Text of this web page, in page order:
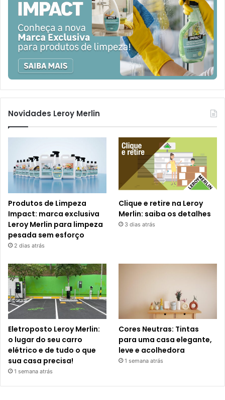
Novidades Leroy Merlin
Produtos de Limpeza
Impact: marca exclusiva
Leroy Merlin para limpeza
pesada sem esforço
2 dias atrás
Clique e retire na Leroy
Merlin: saiba os detalhes
3 dias atrás
Eletroposto Leroy Merlin:
o lugar do seu carro
elétrico e de tudo o que
sua casa precisa!
1 semana atrás
Cores Neutras: Tintas
para uma casa elegante,
leve e acolhedora
1 semana atrás